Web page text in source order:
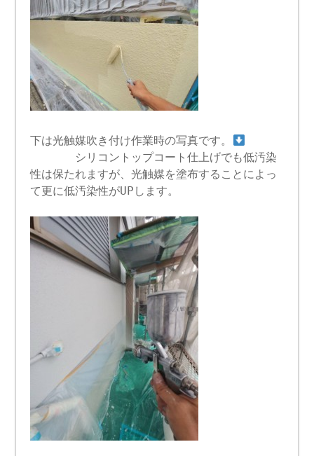
下は光触媒吹き付け作業時の写真です。
シリコントップコート仕上げでも低汚染
性は保たれますが、光触媒を塗布することによっ
て更に低汚染性がUPします。